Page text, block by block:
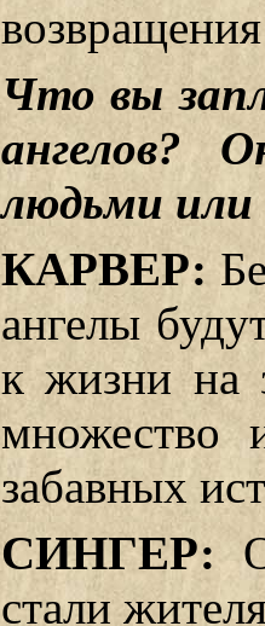
Что вы
ангелов?
людьми
КАРВЕР:
ангелы
к жизни на
множество
забавных
СИНГЕР:
стали